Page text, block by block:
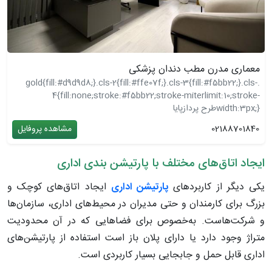
معماری مدرن مطب دندان پزشکی
.gold{fill:#d9d9d8;}.cls-2{fill:#ffe07f;}.cls-3{fill:#f5bb22;}.cls-
4{fill:none;stroke:#f5bb22;stroke-miterlimit:10;stroke-
width:3px;}طرح پردازپایا
02188701840
مشاهده پروفایل
ایجاد اتاق‌های مختلف با پارتیشن بندی اداری
یکی دیگر از کاربردهای پارتیشن اداری ایجاد اتاق‌های کوچک و
بزرگ برای کارمندان و حتی مدیران در محیط‌های اداری، سازمان‌ها
و شرکت‌هاست. به‌خصوص برای فضاهایی که در آن محدودیت
متراژ وجود دارد یا دارای پلان باز است استفاده از پارتیشن‌های
اداری قابل حمل و جابجایی بسیار کاربردی است.